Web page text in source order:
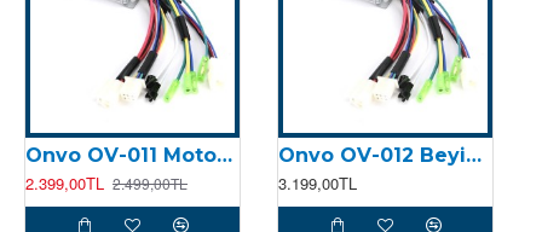
Onvo OV-011 Motor Kontrolcüsü (Beyin)
2.399,00TL 2.499,00TL
Onvo OV-012 Beyin (2024)
3.199,00TL